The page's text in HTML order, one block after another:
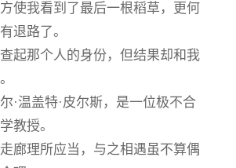
使我看到了最后一根稻草，更何
退路了。
起那个人的身份，但结果却和我
·温盖特·皮尔斯，是一位极不合
教授。
廊理所应当，与之相遇虽不算偶